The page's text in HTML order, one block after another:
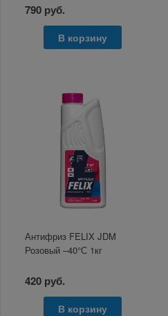
790 руб.
В корзину
Антифриз FELIX JDM
Розовый –40°С 1кг
420 руб.
В корзину